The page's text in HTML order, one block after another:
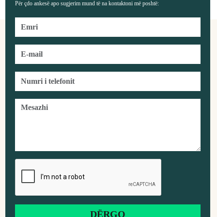
Për çdo ankesë apo sugjerim mund të na kontaktoni më poshtë: